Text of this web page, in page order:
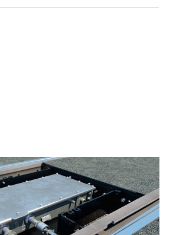
UNISTAR CSV 24 hat im letzten
Anwendungen und in mehr als
Eigenschaften unter
unterschiedliche